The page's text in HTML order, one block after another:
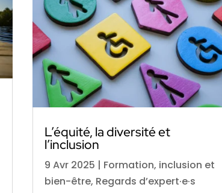
L’équité, la diversité et
l’inclusion
9 Avr 2025 | Formation, inclusion et
bien-être, Regards d’expert·e·s